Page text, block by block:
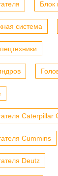
Блок
система
Caterpillar
Cummins
Deutz